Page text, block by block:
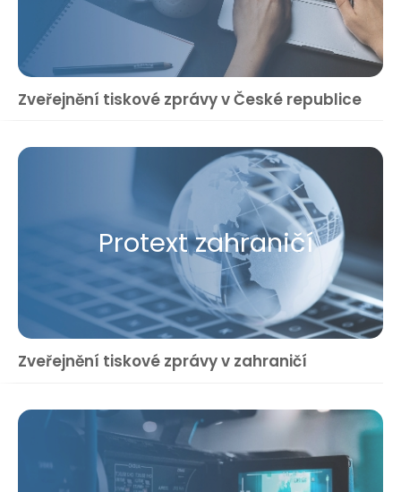
Zveřejnění tiskové zprávy v České republice
Protext zahraničí
Zveřejnění tiskové zprávy v zahraničí